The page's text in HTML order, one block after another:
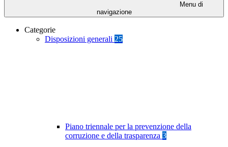
Menu di
navigazione
Categorie
Disposizioni generali 25
Piano triennale per la prevenzione della
corruzione e della trasparenza 3